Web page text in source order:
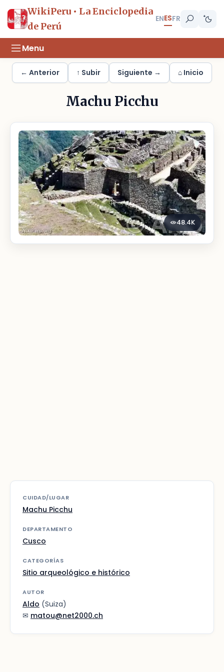
WikiPeru • La Enciclopedia
de Perú
ENESFR
Menu
← Anterior ↑ Subir Siguiente → ⌂ Inicio
Machu Picchu
48.4K
CUIDAD/LUGAR
Machu Picchu
DEPARTAMENTO
Cusco
CATEGORÍAS
Sitio arqueológico e histórico
AUTOR
Aldo (Suiza)
✉ matou@net2000.ch